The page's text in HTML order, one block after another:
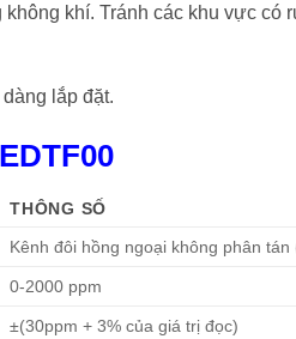
khí. Tránh các khu vực có
lắp đặt.
THÔNG SỐ
Kênh đôi hồng ngoại không phân tán
0-2000 ppm
±(30ppm + 3% của giá trị đọc)